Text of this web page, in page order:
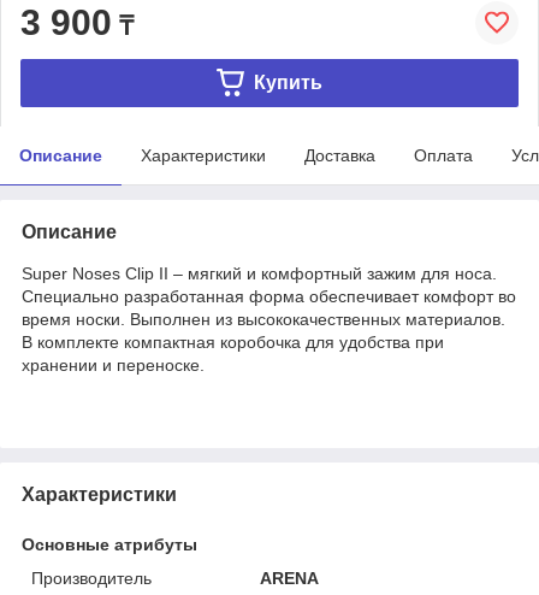
3 900 ₸
Купить
Описание Характеристики Доставка Оплата
Описание
Super Noses Clip II – мягкий и комфортный зажим для носа.
Специально разработанная форма обеспечивает комфорт во
время носки. Выполнен из высококачественных материалов.
В комплекте компактная коробочка для удобства при
хранении и переноске.
Характеристики
Основные атрибуты
Производитель
ARENA